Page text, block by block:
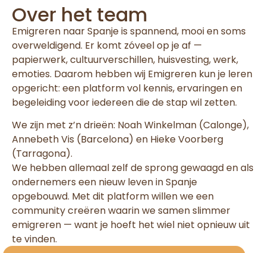
Over het team
Emigreren naar Spanje is spannend, mooi en soms
overweldigend. Er komt zóveel op je af —
papierwerk, cultuurverschillen, huisvesting, werk,
emoties. Daarom hebben wij Emigreren kun je leren
opgericht: een platform vol kennis, ervaringen en
begeleiding voor iedereen die de stap wil zetten.
We zijn met z’n drieën: Noah Winkelman (Calonge),
Annebeth Vis (Barcelona) en Hieke Voorberg
(Tarragona).
We hebben allemaal zelf de sprong gewaagd en als
ondernemers een nieuw leven in Spanje
opgebouwd. Met dit platform willen we een
community creëren waarin we samen slimmer
emigreren — want je hoeft het wiel niet opnieuw uit
te vinden.